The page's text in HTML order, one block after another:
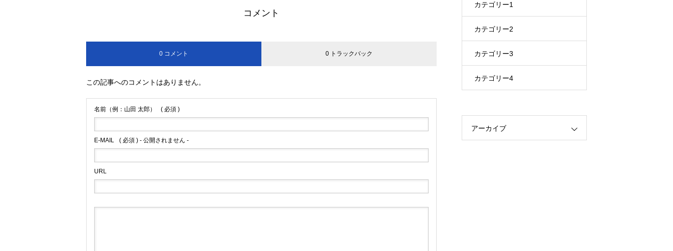
コメント
0 コメント 0 トラックバック
この記事へのコメントはありません。
名前（例：山田 太郎） ( 必須 )
E-MAIL ( 必須 ) - 公開されません -
URL
カテゴリー1
カテゴリー2
カテゴリー3
カテゴリー4
アーカイブ